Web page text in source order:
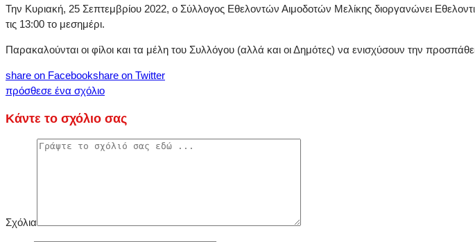
Την Κυριακή, 25 Σεπτεμβρίου 2022, ο Σύλλογος Εθελοντών Αιμοδοτών Μελίκης διοργανώνει
τις 13:00 το μεσημέρι.
Παρακαλούνται οι φίλοι και τα μέλη του Συλλόγου (αλλά και οι Δημότες) να ενισχύσουν την
share on Facebookshare on Twitter
πρόσθεσε ένα σχόλιο
Κάντε το σχόλιο σας
Σχόλια